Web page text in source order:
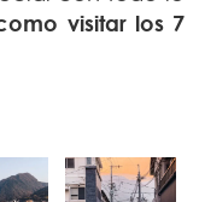
visitar los 7